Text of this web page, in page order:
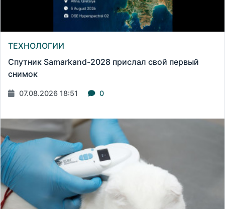
ТЕХНОЛОГИИ
Спутник Samarkand-2028 прислал свой первый
снимок
07.08.2026 18:51 0